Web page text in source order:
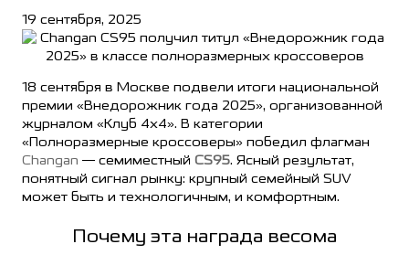
19 сентября, 2025
18 сентября в Москве подвели итоги национальной
премии «Внедорожник года 2025», организованной
журналом «Клуб 4х4». В категории
«Полноразмерные кроссоверы» победил флагман
Changan — семиместный CS95. Ясный результат,
понятный сигнал рынку: крупный семейный SUV
может быть и технологичным, и комфортным.
Почему эта награда весома